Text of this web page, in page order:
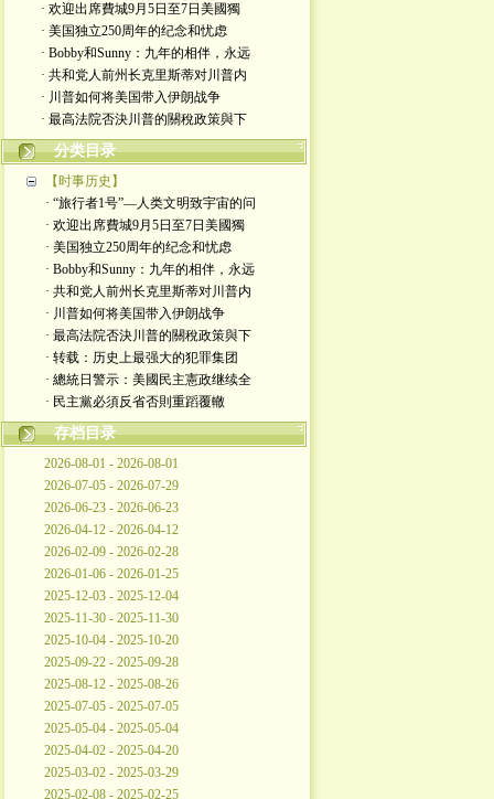
· 欢迎出席費城9月5日至7日美國獨
· 美国独立250周年的纪念和忧虑
· Bobby和Sunny：九年的相伴，永远
· 共和党人前州长克里斯蒂对川普内
· 川普如何将美国带入伊朗战争
· 最高法院否決川普的關稅政策與下
分类目录
【时事历史】
· “旅行者1号”—人类文明致宇宙的问
· 欢迎出席費城9月5日至7日美國獨
· 美国独立250周年的纪念和忧虑
· Bobby和Sunny：九年的相伴，永远
· 共和党人前州长克里斯蒂对川普内
· 川普如何将美国带入伊朗战争
· 最高法院否決川普的關稅政策與下
· 转载：历史上最强大的犯罪集团
· 總統日警示：美國民主憲政继续全
· 民主黨必須反省否則重蹈覆轍
存档目录
2026-08-01 - 2026-08-01
2026-07-05 - 2026-07-29
2026-06-23 - 2026-06-23
2026-04-12 - 2026-04-12
2026-02-09 - 2026-02-28
2026-01-06 - 2026-01-25
2025-12-03 - 2025-12-04
2025-11-30 - 2025-11-30
2025-10-04 - 2025-10-20
2025-09-22 - 2025-09-28
2025-08-12 - 2025-08-26
2025-07-05 - 2025-07-05
2025-05-04 - 2025-05-04
2025-04-02 - 2025-04-20
2025-03-02 - 2025-03-29
2025-02-08 - 2025-02-25